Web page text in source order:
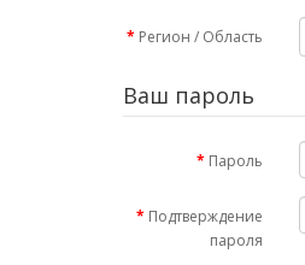
Регион / Область
Ваш пароль
Пароль
Подтверждение
пароля